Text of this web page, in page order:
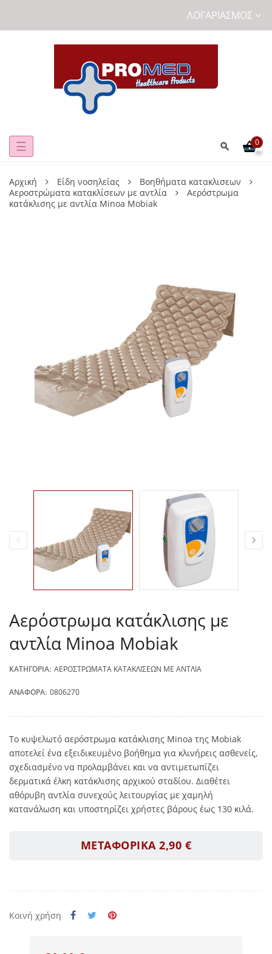
ΛΟΓΑΡΙΑΣΜΌΣ
Toggle
☰ 0
Αρχική Είδη νοσηλείας
Βοηθήματα κατακλισεων
Αεροστρώματα κατακλίσεων με αντλία
Αερόστρωμα
κατάκλισης με αντλία Minoa Mobiak
Αερόστρωμα κατάκλισης με
αντλία Minoa Mobiak
ΚΑΤΗΓΟΡΊΑ: ΑΕΡΟΣΤΡΏΜΑΤΑ ΚΑΤΑΚΛΊΣΕΩΝ ΜΕ ΑΝΤΛΊΑ
ΑΝΑΦΟΡΆ: 0806270
Το κυψελωτό αερόστρωμα κατάκλισης Minoa της Mobiak
αποτελεί ένα εξειδικευμένο βοήθημα για κλινήρεις ασθενείς,
σχεδιασμένο να προλαμβάνει και να αντιμετωπίζει
δερματικά έλκη κατάκλισης αρχικού σταδίου. Διαθέτει
αθόρυβη αντλία συνεχούς λειτουργίας με χαμηλή
κατανάλωση και υποστηρίζει χρήστες βάρους έως 130 κιλά.
ΜΕΤΑΦΟΡΙΚΑ 2,90 €
Κοινή χρήση